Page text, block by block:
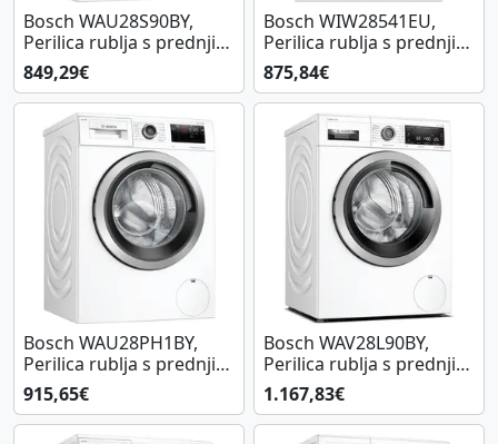
Bosch WAU28S90BY,
Perilica rublja s prednjim
punjenjem
849,29€
Bosch WIW28541EU,
Perilica rublja s prednjim
punjenjem
875,84€
Bosch WAU28PH1BY,
Perilica rublja s prednjim
punjenjem
915,65€
Bosch WAV28L90BY,
Perilica rublja s prednjim
punjenjem
1.167,83€